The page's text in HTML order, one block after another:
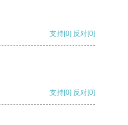
支持[0] 反对[0]
支持[0] 反对[0]